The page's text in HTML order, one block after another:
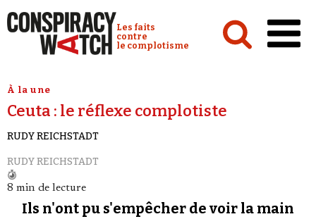
Conspiracy Watch :
Les faits
contre
le complotisme
Analyses
Conspipédia
Vidéos
À la une
Ceuta : le réflexe complotiste
RUDY REICHSTADT
RUDY REICHSTADT
8 min de lecture
Ils n'ont pu s'empêcher de voir la main